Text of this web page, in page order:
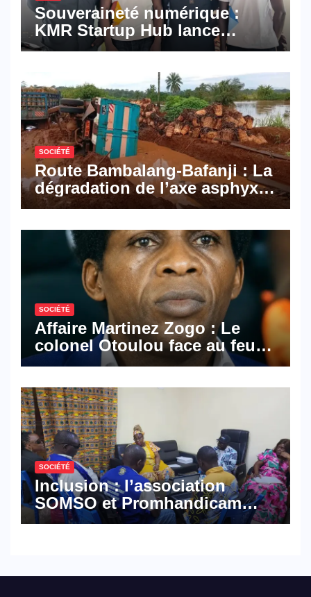
Souveraineté numérique :
KMR Startup Hub lance
Pyramid Browser et Pyramid
numériques made in
Cameroon
SOCIÉTÉ
Route Bambalang-Bafanji : La
dégradation de l’axe asphyxie
les activités économiques
SOCIÉTÉ
Affaire Martinez Zogo : Le
colonel Otoulou face au feu
croisé des avocats de la
SOCIÉTÉ
Inclusion : l’association
SOMSO et Promhandicam
militent en faveur d’une